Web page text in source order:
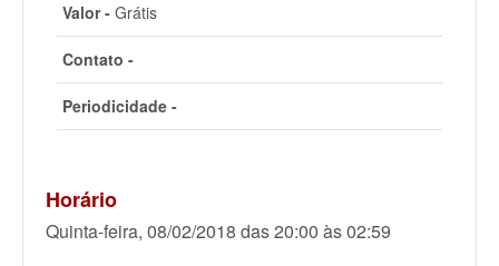
Valor - Grátis
Contato -
Periodicidade -
Horário
Quinta-feira, 08/02/2018 das 20:00 às 02:59